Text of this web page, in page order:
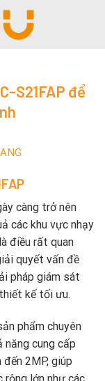
S21FAP để
càng trở nên
các khu vực nhạy
điều rất quan
quyết vấn đề
pháp giám sát
kế tối ưu.
phẩm chuyên
năng cung cấp
2MP, giúp